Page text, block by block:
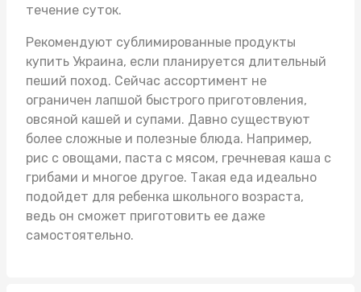
течение суток.
Рекомендуют сублимированные продукты
купить Украина, если планируется длительный
пеший поход. Сейчас ассортимент не
ограничен лапшой быстрого приготовления,
овсяной кашей и супами. Давно существуют
более сложные и полезные блюда. Например,
рис с овощами, паста с мясом, гречневая каша с
грибами и многое другое. Такая еда идеально
подойдет для ребенка школьного возраста,
ведь он сможет приготовить ее даже
самостоятельно.